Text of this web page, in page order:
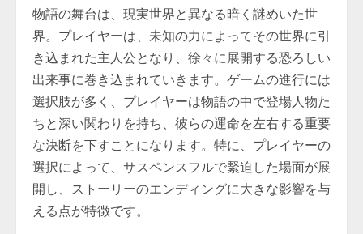
物語の舞台は、現実世界と異なる暗く謎めいた世
界。プレイヤーは、未知の力によってその世界に引
き込まれた主人公となり、徐々に展開する恐ろしい
出来事に巻き込まれていきます。ゲームの進行には
選択肢が多く、プレイヤーは物語の中で登場人物た
ちと深い関わりを持ち、彼らの運命を左右する重要
な決断を下すことになります。特に、プレイヤーの
選択によって、サスペンスフルで緊迫した場面が展
開し、ストーリーのエンディングに大きな影響を与
える点が特徴です。